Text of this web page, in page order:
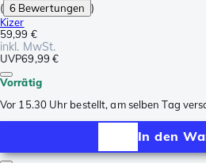
( 6 Bewertungen )
Kizer
59,99 €
inkl. MwSt.
UVP69,99 €
Vorrätig
Vor 15.30 Uhr bestellt, am selben Tag
In den